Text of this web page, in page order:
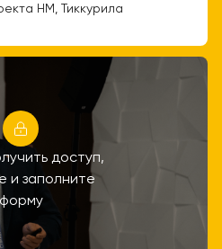
НМ, Тиккурила
доступ,
и заполните
форму